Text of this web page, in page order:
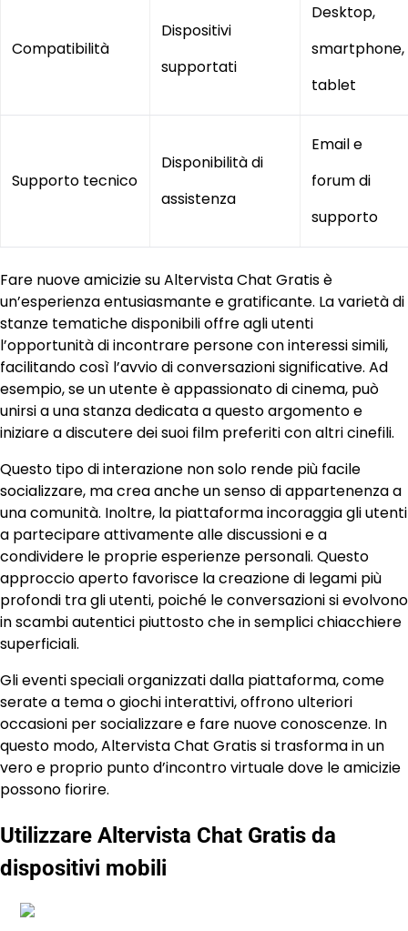
Compatibilità
Dispositivi
supportati
Desktop,
smartphone,
tablet
Supporto tecnico
Disponibilità di
assistenza
Email e
forum di
supporto
Fare nuove amicizie su Altervista Chat Gratis è
un’esperienza entusiasmante e gratificante. La varietà di
stanze tematiche disponibili offre agli utenti
l’opportunità di incontrare persone con interessi simili,
facilitando così l’avvio di conversazioni significative. Ad
esempio, se un utente è appassionato di cinema, può
unirsi a una stanza dedicata a questo argomento e
iniziare a discutere dei suoi film preferiti con altri cinefili.
Questo tipo di interazione non solo rende più facile
socializzare, ma crea anche un senso di appartenenza a
una comunità. Inoltre, la piattaforma incoraggia gli utenti
a partecipare attivamente alle discussioni e a
condividere le proprie esperienze personali. Questo
approccio aperto favorisce la creazione di legami più
profondi tra gli utenti, poiché le conversazioni si evolvono
in scambi autentici piuttosto che in semplici chiacchiere
superficiali.
Gli eventi speciali organizzati dalla piattaforma, come
serate a tema o giochi interattivi, offrono ulteriori
occasioni per socializzare e fare nuove conoscenze. In
questo modo, Altervista Chat Gratis si trasforma in un
vero e proprio punto d’incontro virtuale dove le amicizie
possono fiorire.
Utilizzare Altervista Chat Gratis da
dispositivi mobili